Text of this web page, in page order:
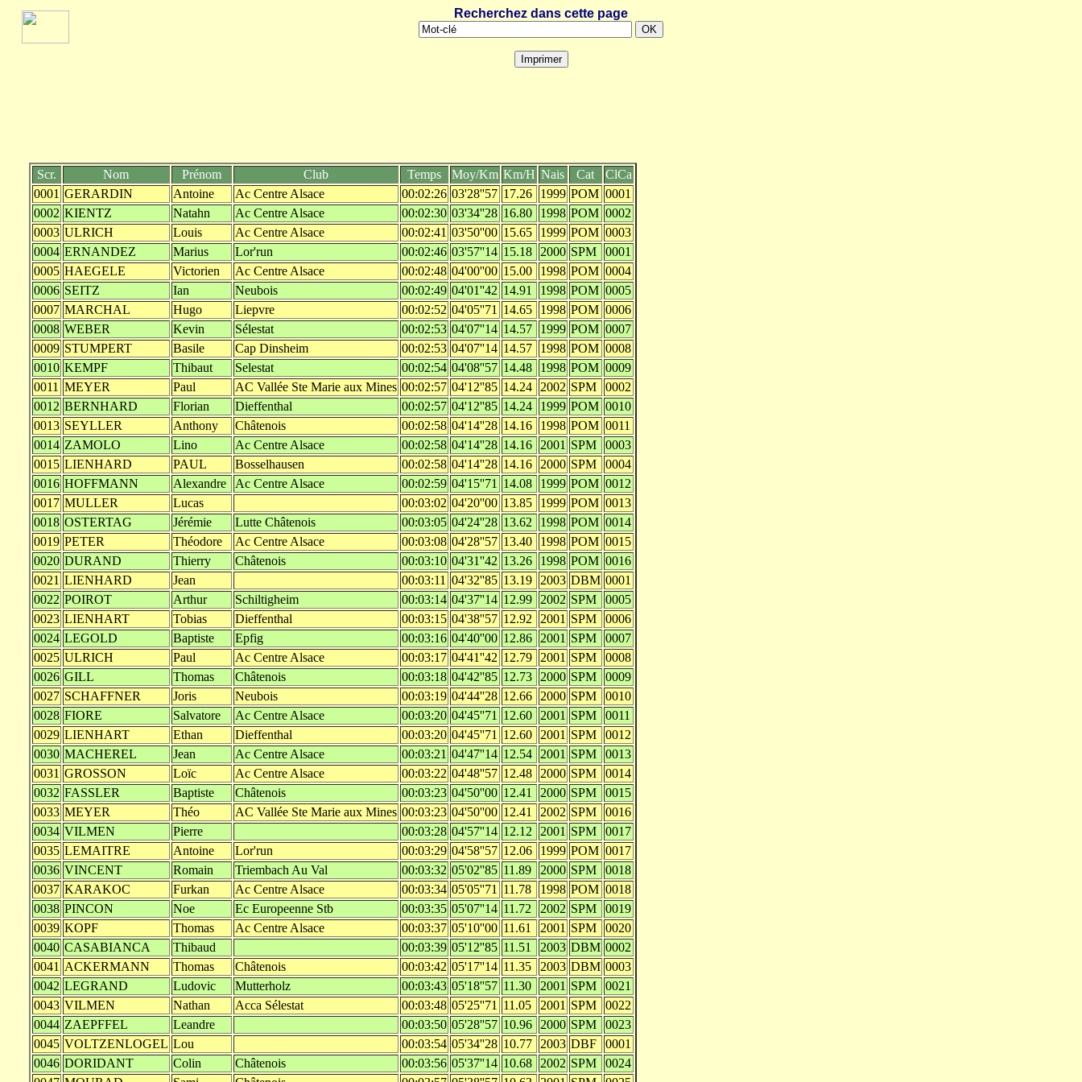
Recherchez dans cette page
Scr. Nom Prénom Club Temps Moy/Km Km/H Nais Cat
ClCa
0001 GERARDIN Antoine Ac Centre Alsace 00:02:26 03'28''57 17.26 1999 POM 0001
0002 KIENTZ Natahn Ac Centre Alsace 00:02:30 03'34''28 16.80 1998 POM 0002
0003 ULRICH Louis Ac Centre Alsace 00:02:41 03'50''00 15.65 1999 POM 0003
0004 ERNANDEZ Marius Lor'run 00:02:46 03'57''14 15.18 2000 SPM
0001
0005 HAEGELE Victorien Ac Centre Alsace 00:02:48 04'00''00 15.00 1998 POM 0004
0006 SEITZ Ian Neubois 00:02:49 04'01''42 14.91 1998 POM 0005
0007 MARCHAL Hugo Liepvre 00:02:52 04'05''71 14.65 1998 POM 0006
0008 WEBER Kevin Sélestat 00:02:53 04'07''14 14.57 1999 POM 0007
0009 STUMPERT Basile Cap Dinsheim 00:02:53 04'07''14 14.57 1998 POM 0008
0010 KEMPF Thibaut Selestat 00:02:54 04'08''57 14.48 1998 POM 0009
0011 MEYER Paul AC Vallée Ste Marie aux Mines 00:02:57 04'12''85 14.24 2002 SPM
0002
0012 BERNHARD Florian Dieffenthal 00:02:57 04'12''85 14.24 1999 POM 0010
0013 SEYLLER Anthony Châtenois 00:02:58 04'14''28 14.16 1998 POM 0011
0014 ZAMOLO Lino Ac Centre Alsace 00:02:58 04'14''28 14.16 2001 SPM
0003
0015 LIENHARD PAUL Bosselhausen 00:02:58 04'14''28 14.16 2000 SPM
0004
0016 HOFFMANN Alexandre Ac Centre Alsace 00:02:59 04'15''71 14.08 1999 POM 0012
0017 MULLER Lucas 00:03:02 04'20''00 13.85 1999 POM 0013
0018 OSTERTAG Jérémie Lutte Châtenois 00:03:05 04'24''28 13.62 1998 POM 0014
0019 PETER Théodore Ac Centre Alsace 00:03:08 04'28''57 13.40 1998 POM 0015
0020 DURAND Thierry Châtenois 00:03:10 04'31''42 13.26 1998 POM 0016
0021 LIENHARD Jean 00:03:11 04'32''85 13.19 2003 DBM 0001
0022 POIROT Arthur Schiltigheim 00:03:14 04'37''14 12.99 2002 SPM
0005
0023 LIENHART Tobias Dieffenthal 00:03:15 04'38''57 12.92 2001 SPM
0006
0024 LEGOLD Baptiste Epfig 00:03:16 04'40''00 12.86 2001 SPM
0007
0025 ULRICH Paul Ac Centre Alsace 00:03:17 04'41''42 12.79 2001 SPM
0008
0026 GILL Thomas Châtenois 00:03:18 04'42''85 12.73 2000 SPM
0009
0027 SCHAFFNER Joris Neubois 00:03:19 04'44''28 12.66 2000 SPM
0010
0028 FIORE Salvatore Ac Centre Alsace 00:03:20 04'45''71 12.60 2001 SPM
0011
0029 LIENHART Ethan Dieffenthal 00:03:20 04'45''71 12.60 2001 SPM
0012
0030 MACHEREL Jean Ac Centre Alsace 00:03:21 04'47''14 12.54 2001 SPM
0013
0031 GROSSON Loïc Ac Centre Alsace 00:03:22 04'48''57 12.48 2000 SPM
0014
0032 FASSLER Baptiste Châtenois 00:03:23 04'50''00 12.41 2000 SPM
0015
0033 MEYER Théo AC Vallée Ste Marie aux Mines 00:03:23 04'50''00 12.41 2002 SPM
0016
0034 VILMEN Pierre 00:03:28 04'57''14 12.12 2001 SPM
0017
0035 LEMAITRE Antoine Lor'run 00:03:29 04'58''57 12.06 1999 POM 0017
0036 VINCENT Romain Triembach Au Val 00:03:32 05'02''85 11.89 2000 SPM
0018
0037 KARAKOC Furkan Ac Centre Alsace 00:03:34 05'05''71 11.78 1998 POM 0018
0038 PINCON Noe Ec Europeenne Stb 00:03:35 05'07''14 11.72 2002 SPM
0019
0039 KOPF Thomas Ac Centre Alsace 00:03:37 05'10''00 11.61 2001 SPM
0020
0040 CASABIANCA Thibaud 00:03:39 05'12''85 11.51 2003 DBM 0002
0041 ACKERMANN Thomas Châtenois 00:03:42 05'17''14 11.35 2003 DBM 0003
0042 LEGRAND Ludovic Mutterholz 00:03:43 05'18''57 11.30 2001 SPM
0021
0043 VILMEN Nathan Acca Sélestat 00:03:48 05'25''71 11.05 2001 SPM
0022
0044 ZAEPFFEL Leandre 00:03:50 05'28''57 10.96 2000 SPM
0023
0045 VOLTZENLOGEL Lou 00:03:54 05'34''28 10.77 2003 DBF
0001
0046 DORIDANT Colin Châtenois 00:03:56 05'37''14 10.68 2002 SPM
0024